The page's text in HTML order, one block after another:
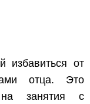
избавиться от
отца. Это
на занятия с